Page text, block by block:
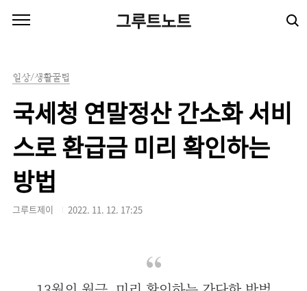
그루트노트
일상/생활꿀팁
국세청 연말정산 간소화 서비
스로 환급금 미리 확인하는
방법
그루트제이 2022. 11. 12. 17:25